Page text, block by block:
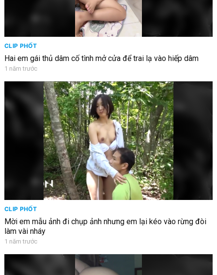
CLIP PHỐT
Hai em gái thủ dâm cố tình mở cửa để trai lạ vào hiếp dâm
1 năm trước
CLIP PHỐT
Mời em mẫu ảnh đi chụp ảnh nhưng em lại kéo vào rừng đòi
làm vài nháy
1 năm trước